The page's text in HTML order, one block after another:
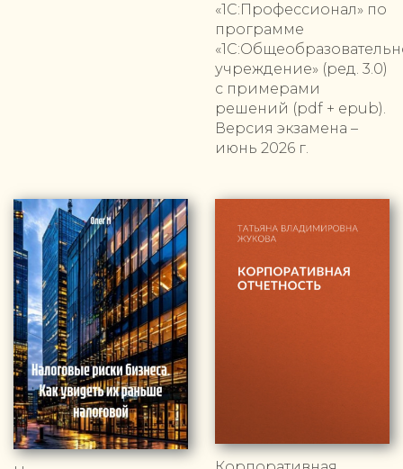
«1С:Профессионал» по
программе
учреждение» (ред. 3.0)
с примерами
решений (pdf + epub).
Версия экзамена –
июнь 2026 г.